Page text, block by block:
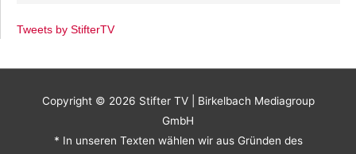
Tweets by StifterTV
Copyright © 2026 Stifter TV| Birkelbach Mediagroup
GmbH
* In unseren Texten wählen wir aus Gründen des